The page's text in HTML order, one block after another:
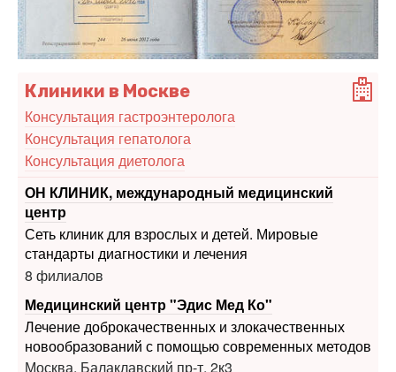
Клиники в Москве
Консультация гастроэнтеролога
Консультация гепатолога
Консультация диетолога
ОН КЛИНИК, международный медицинский
центр
Сеть клиник для взрослых и детей. Мировые
стандарты диагностики и лечения
8 филиалов
Медицинский центр "Эдис Мед Ко"
Лечение доброкачественных и злокачественных
новообразований с помощью современных методов
Москва, Балаклавский пр-т, 2к3